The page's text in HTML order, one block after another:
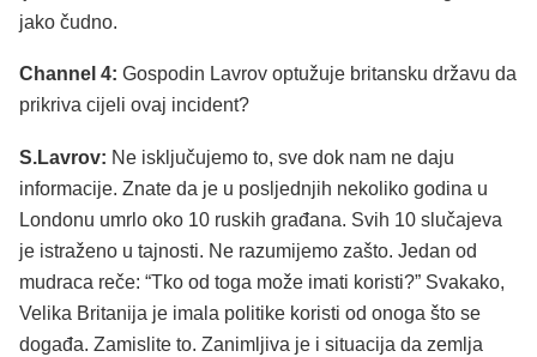
jako čudno.
Channel 4: Gospodin Lavrov optužuje britansku državu da
prikriva cijeli ovaj incident?
S.Lavrov: Ne isključujemo to, sve dok nam ne daju
informacije. Znate da je u posljednjih nekoliko godina u
Londonu umrlo oko 10 ruskih građana. Svih 10 slučajeva
je istraženo u tajnosti. Ne razumijemo zašto. Jedan od
mudraca reče: “Tko od toga može imati koristi?” Svakako,
Velika Britanija je imala politike koristi od onoga što se
događa. Zamislite to. Zanimljiva je i situacija da zemlja